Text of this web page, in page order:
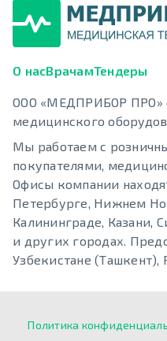
О насВрачамТендеры
ООО «МЕДПРИБОР ПРО»
медицинского
Мы работаем с
покупателями,
Офисы компании
Петербурге, Нижнем
Калининграде, Казани,
и других городах.
Узбекистане (Ташкент),
Политика